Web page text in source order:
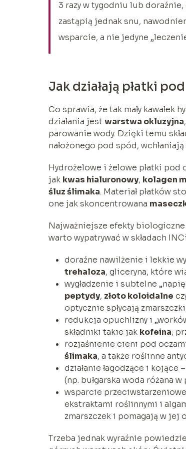
3 razy w tygodniu lub doraźnie,
zastąpią jednak snu,
wsparcie, a nie jedyne
Jak działają płatki
Co sprawia, że tak mały
działania jest warstwa okluzyjna
parowanie wody. Dzięki temu
nałożonego pod spód,
Hydrożelowe i żelowe płatki pod
jak kwas hialuronowy, kolagen
śluz ślimaka. Materiał płatków
one jak skoncentrowana
Najważniejsze efekty
warto wypatrywać w składach
doraźne nawilżenie i lekkie
trehaloza, gliceryna, które
wygładzenie i subtelne
peptydy, złoto koloidalne
optycznie spłycają
redukcja opuchlizny i
składniki takie jak kofeina;
rozjaśnienie cieni pod
ślimaka, a także roślinne
działanie łagodzące i kojące
(np. bułgarska woda różana
wsparcie
ekstraktami roślinnymi i
zmarszczek i pomagają w jej
Trzeba jednak wyraźnie